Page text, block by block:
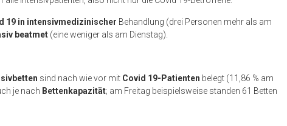
19 in intensivmedizinischer Behandlung (drei Personen mehr als am
beatmet (eine weniger als am Dienstag).
sind nach wie vor mit Covid 19-Patienten belegt (11,86 % am
je nach Bettenkapazität; am Freitag beispielsweise standen 61 Betten